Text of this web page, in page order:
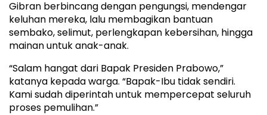
Gibran berbincang dengan pengungsi, mendengar
keluhan mereka, lalu membagikan bantuan
sembako, selimut, perlengkapan kebersihan, hingga
mainan untuk anak-anak.
“Salam hangat dari Bapak Presiden Prabowo,”
katanya kepada warga. “Bapak-Ibu tidak sendiri.
Kami sudah diperintah untuk mempercepat seluruh
proses pemulihan.”